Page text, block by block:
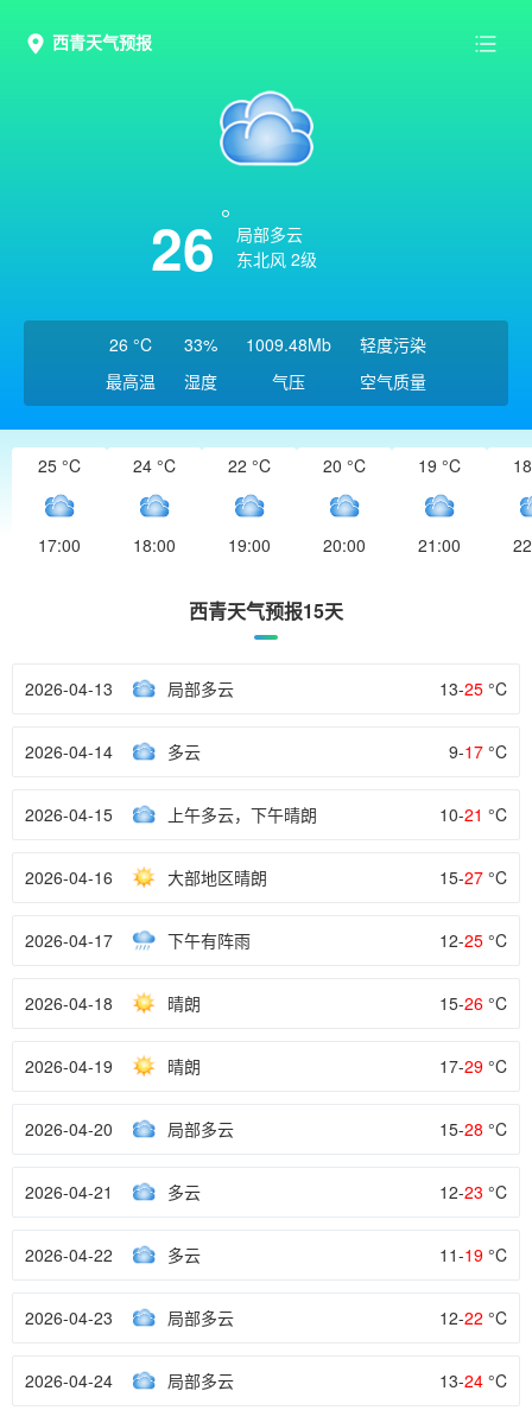
西青天气预报
26
局部多云
东北风 2级
26 °C
最高温
33%
湿度
1009.48Mb
气压
轻度污染
空气质量
25 °C
17:00
24 °C
18:00
22 °C
19:00
20 °C
20:00
19 °C
21:00
西青天气预报15天
2026-04-13 局部多云 13-25 °C
2026-04-14 多云 9-17 °C
2026-04-15 上午多云，下午晴朗 10-21 °C
2026-04-16 大部地区晴朗 15-27 °C
2026-04-17 下午有阵雨 12-25 °C
2026-04-18 晴朗 15-26 °C
2026-04-19 晴朗 17-29 °C
2026-04-20 局部多云 15-28 °C
2026-04-21 多云 12-23 °C
2026-04-22 多云 11-19 °C
2026-04-23 局部多云 12-22 °C
2026-04-24 局部多云 13-24 °C